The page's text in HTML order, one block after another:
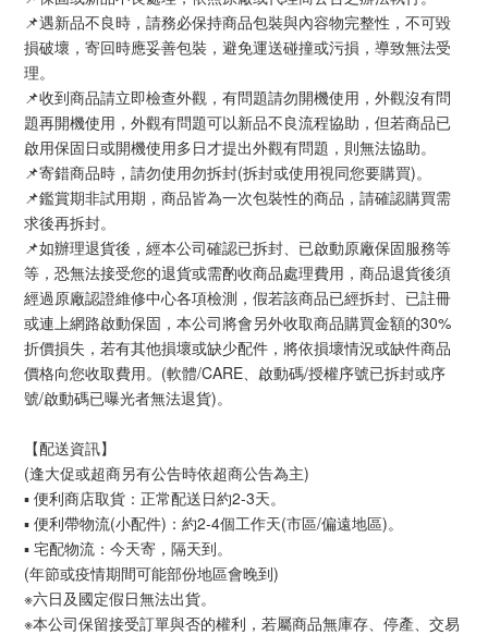
📌遇新品不良時，請務必保持商品包裝與內容物完整性，不可毀
損破壞，寄回時應妥善包裝，避免運送碰撞或污損，導致無法受
理。
📌收到商品請立即檢查外觀，有問題請勿開機使用，外觀沒有問
題再開機使用，外觀有問題可以新品不良流程協助，但若商品已
啟用保固日或開機使用多日才提出外觀有問題，則無法協助。
📌寄錯商品時，請勿使用勿拆封(拆封或使用視同您要購買)。
📌鑑賞期非試用期，商品皆為一次包裝性的商品，請確認購買需
求後再拆封。
📌如辦理退貨後，經本公司確認已拆封、已啟動原廠保固服務等
等，恐無法接受您的退貨或需酌收商品處理費用，商品退貨後須
經過原廠認證維修中心各項檢測，假若該商品已經拆封、已註冊
或連上網路啟動保固，本公司將會另外收取商品購買金額的30%
折價損失，若有其他損壞或缺少配件，將依損壞情況或缺件商品
價格向您收取費用。(軟體/CARE、啟動碼/授權序號已拆封或序
號/啟動碼已曝光者無法退貨)。
【配送資訊】
(逢大促或超商另有公告時依超商公告為主)
▪ 便利商店取貨：正常配送日約2-3天。
▪ 便利帶物流(小配件)：約2-4個工作天(市區/偏遠地區)。
▪ 宅配物流：今天寄，隔天到。
(年節或疫情期間可能部份地區會晚到)
※六日及國定假日無法出貨。
※本公司保留接受訂單與否的權利，若屬商品無庫存、停產、交易